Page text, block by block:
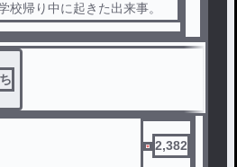
校帰り中に起きた出来事。
あい」は変な世界、異世界へ
ってきた。
の異世界と呼ばれるところで
現実世界がつながっている。
」と呼ばれる者に会うにはど
うやら巫女に「みたらし団子」
を作り上げないといけない。
2,382